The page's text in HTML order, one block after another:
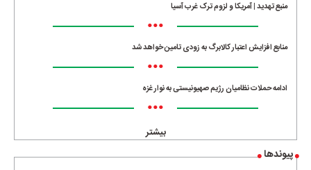
منبع تهدید | آمریکا و لزوم ترک غرب آسیا
•••
منابع افزایش اعتبار کالابرگ به زودی تامین خواهد شد
•••
ادامه حملات نظامیان رژیم صهیونیستی به نوار غزه
•••
بیشتر
پیوندها